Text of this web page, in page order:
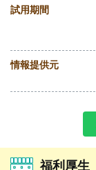
試用期間
情報提供元
福利厚生